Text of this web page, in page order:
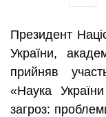
Президент
України,
прийняв
«Наука
загроз: